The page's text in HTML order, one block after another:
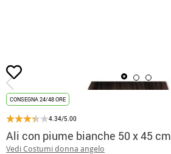
Inizio
CONSEGNA 24/48 ORE
4.34/5.00
Ali con piume bianche 50 x 45 cm
Vedi Costumi donna angelo